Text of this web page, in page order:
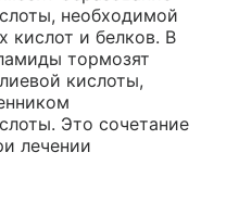
необходимой
кислот и белков. В
тормозят
кислоты,
Это сочетание
лечении